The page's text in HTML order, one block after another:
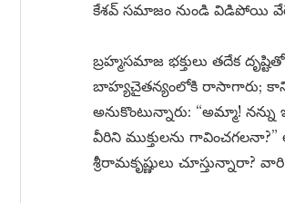
కేశవ్ సమాజం నుండి విడిపోయి
బ్రహ్మసమాజ భక్తులు తదేక
బాహ్యచైతన్యంలోకి రాసాగారు;
అనుకొంటున్నారు: “అమ్మా! నన్ను
వీరిని ముక్తులను
శ్రీరామకృష్ణులు చూస్తున్నారా?